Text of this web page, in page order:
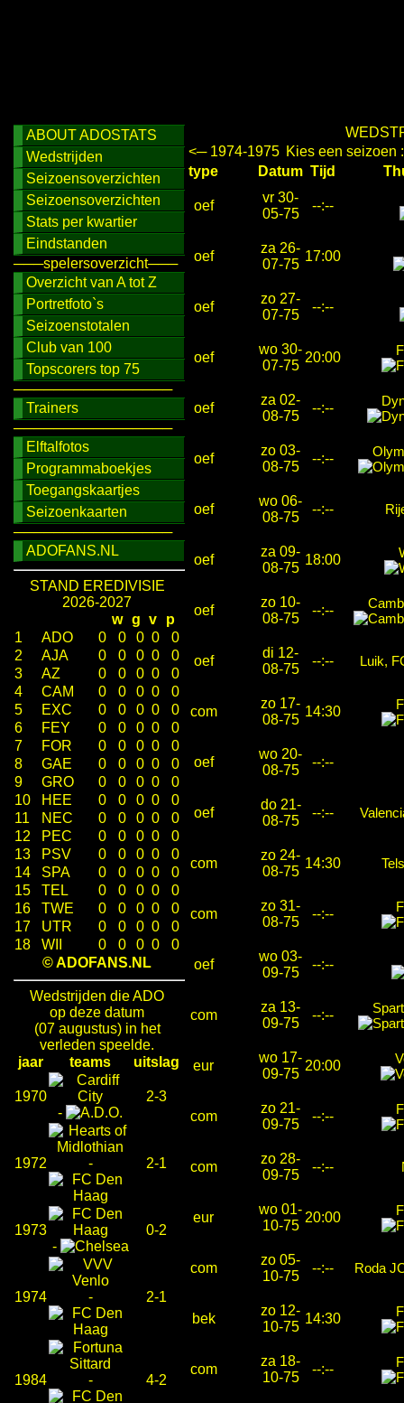
ABOUT ADOSTATS
Wedstrijden
Seizoensoverzichten
Seizoensoverzichten
Stats per kwartier
Eindstanden
───spelersoverzicht───
Overzicht van A tot Z
Portretfoto`s
Seizoenstotalen
Club van 100
Topscorers top 75
────────────────
Trainers
────────────────
Elftalfotos
Programmaboekjes
Toegangskaartjes
Seizoenkaarten
────────────────
ADOFANS.NL
STAND EREDIVISIE
2026-2027
w g v
p
1
ADO 0 0 0 0
0
2
AJA 0 0 0 0
0
3
AZ 0 0 0 0
0
4
CAM 0 0 0 0
0
5
EXC 0 0 0 0
0
6
FEY 0 0 0 0
0
7
FOR 0 0 0 0
0
8
GAE 0 0 0 0
0
9
GRO 0 0 0 0
0
10
HEE 0 0 0 0
0
11
NEC 0 0 0 0
0
12
PEC 0 0 0 0
0
13
PSV 0 0 0 0
0
14
SPA 0 0 0 0
0
15
TEL 0 0 0 0
0
16
TWE 0 0 0 0
0
17
UTR 0 0 0 0
0
18
WII 0 0 0 0
0
© ADOFANS.NL
Wedstrijden die ADO
op deze datum
(07 augustus) in het
verleden speelde.
jaar
teams uitslag
1970
-
2-3
1972 - 2-1
1973
-
0-2
1974 - 2-1
1984 - 4-2
<─ 1974-1975 Kies een seizoen
type
Datum Tijd
oef
vr 30-
05-75
--:--
oef
za 26-
07-75
17:00
oef
zo 27-
07-75
--:--
oef
wo 30-
07-75
20:00
oef
za 02-
08-75
--:--
oef
zo 03-
08-75
--:--
oef
wo 06-
08-75
--:--
oef
za 09-
08-75
18:00
oef
zo 10-
08-75
--:--
oef
di 12-
08-75
--:-- Luik,
com
zo 17-
08-75
14:30
oef
wo 20-
08-75
--:--
oef
do 21-
08-75
--:--
com
zo 24-
08-75
14:30
com
zo 31-
08-75
--:--
oef
wo 03-
09-75
--:--
com
za 13-
09-75
--:--
eur
wo 17-
09-75
20:00
com
zo 21-
09-75
--:--
com
zo 28-
09-75
--:--
eur
wo 01-
10-75
20:00
com
zo 05-
10-75
--:-- Roda
bek
zo 12-
10-75
14:30
com
za 18-
10-75
--:--